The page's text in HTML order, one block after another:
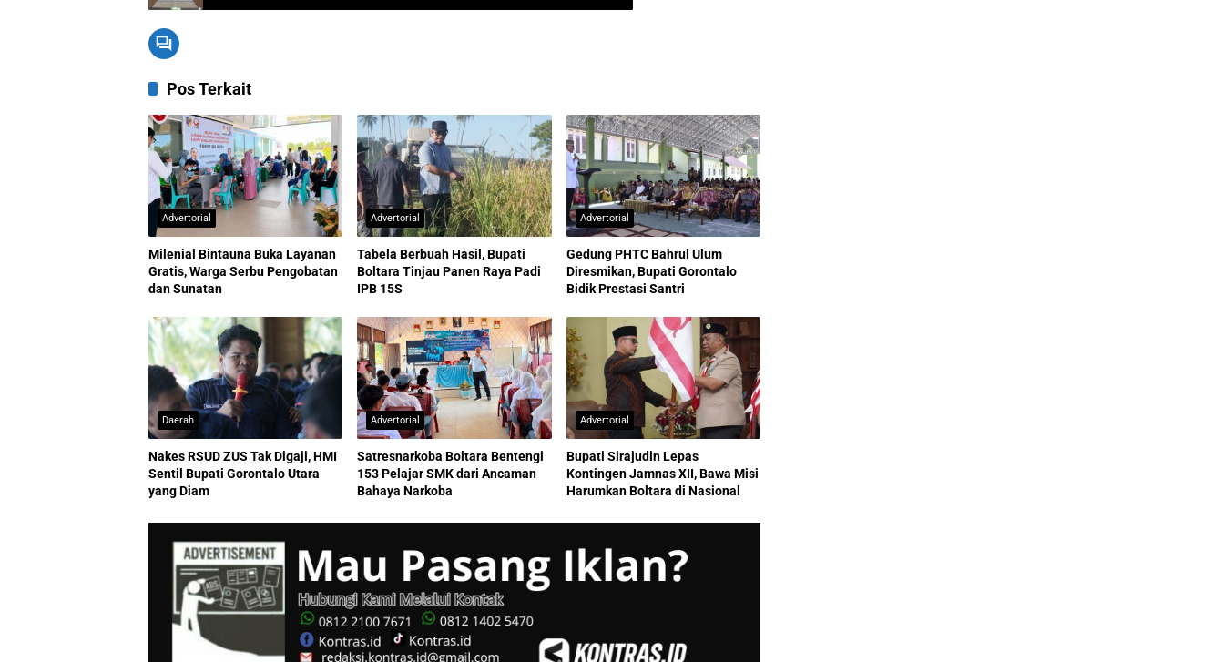
Pos Terkait
Advertorial
Milenial Bintauna Buka Layanan
Gratis, Warga Serbu Pengobatan
dan Sunatan
Advertorial
Tabela Berbuah Hasil, Bupati
Boltara Tinjau Panen Raya Padi
IPB 15S
Advertorial
Gedung PHTC Bahrul Ulum
Diresmikan, Bupati Gorontalo
Bidik Prestasi Santri
Daerah
Nakes RSUD ZUS Tak Digaji, HMI
Sentil Bupati Gorontalo Utara
yang Diam
Advertorial
Satresnarkoba Boltara Bentengi
153 Pelajar SMK dari Ancaman
Bahaya Narkoba
Advertorial
Bupati Sirajudin Lepas
Kontingen Jamnas XII, Bawa Misi
Harumkan Boltara di Nasional